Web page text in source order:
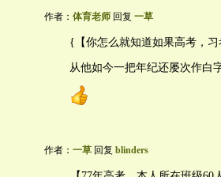
作者： 体育老师 回复 一草
{【你怎么就知道如果高考，习
从他如今一把年纪还屡次作白
作者： 一草 回复 blinders